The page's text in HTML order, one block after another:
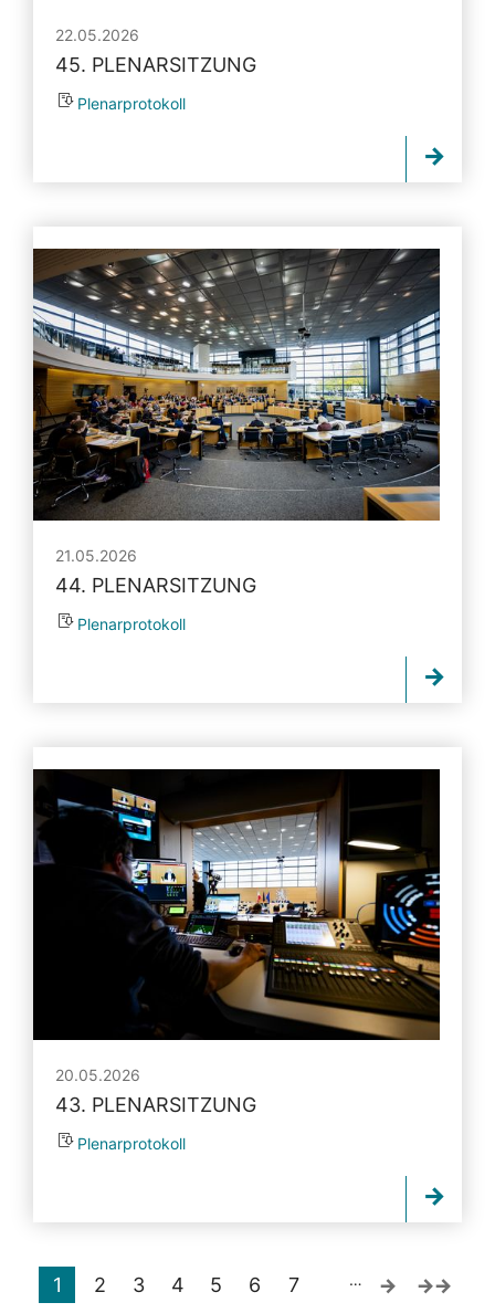
22.05.2026
45. PLENARSITZUNG
Plenarprotokoll
21.05.2026
44. PLENARSITZUNG
Plenarprotokoll
20.05.2026
43. PLENARSITZUNG
Plenarprotokoll
1 2 3 4 5 6 7 …